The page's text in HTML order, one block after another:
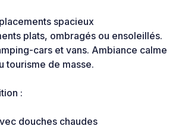
spacieux
plats, ombragés ou ensoleillés.
cars et vans. Ambiance calme
tourisme de masse.
:
douches chaudes